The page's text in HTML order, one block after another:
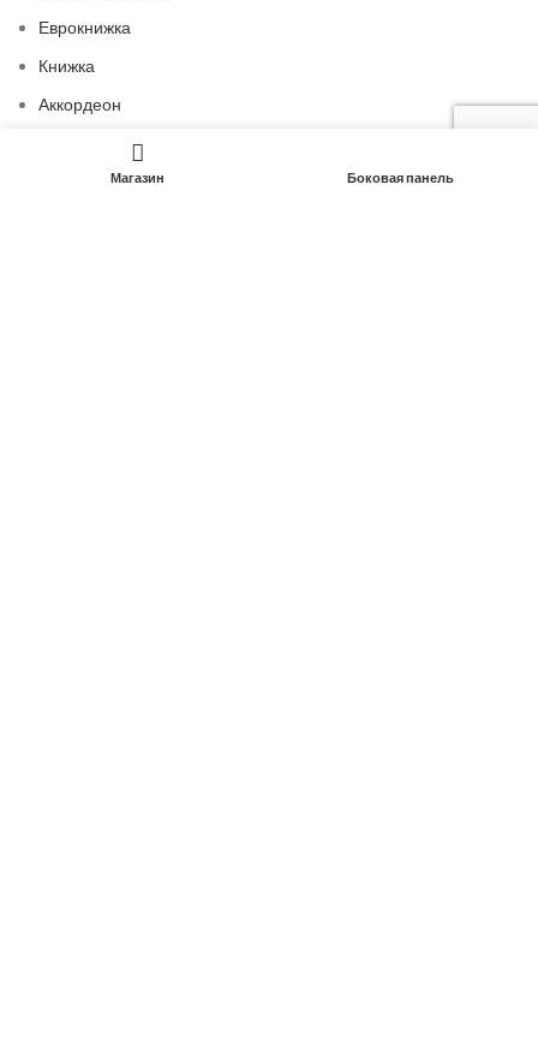
Еврокнижка
Книжка
Аккордеон
ДОПОЛНИТЕЛЬНО
Магазин Боковая панель